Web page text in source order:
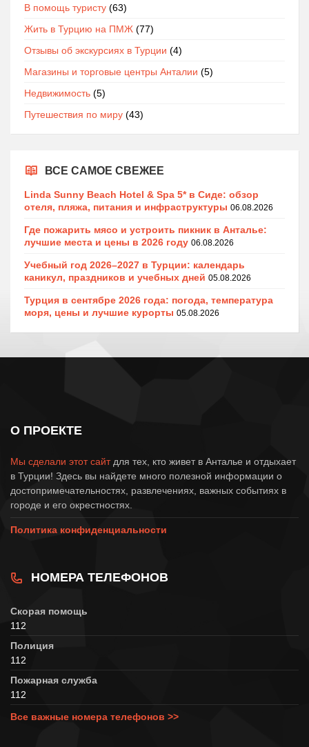
В помощь туристу (63)
Жить в Турцию на ПМЖ (77)
Отзывы об экскурсиях в Турции (4)
Магазины и торговые центры Анталии (5)
Недвижимость (5)
Путешествия по миру (43)
ВСЕ САМОЕ СВЕЖЕЕ
Linda Sunny Beach Hotel & Spa 5* в Сиде: обзор
отеля, пляжа, питания и инфраструктуры 06.08.2026
Где пожарить мясо и устроить пикник в Анталье:
лучшие места и цены в 2026 году 06.08.2026
Учебный год 2026–2027 в Турции: календарь
каникул, праздников и учебных дней 05.08.2026
Турция в сентябре 2026 года: погода, температура
моря, цены и лучшие курорты 05.08.2026
О ПРОЕКТЕ
Мы сделали этот сайтдля тех, кто живет в Анталье и отдыхает
в Турции! Здесь вы найдете много полезной информации о
достопримечательностях, развлечениях, важных событиях в
городе и его окрестностях.
Политика конфиденциальности
НОМЕРА ТЕЛЕФОНОВ
Скорая помощь
112
Полиция
112
Пожарная служба
112
Все важные номера телефонов >>